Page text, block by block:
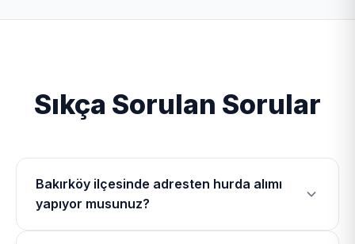
Sıkça Sorulan Sorular
Bakırköy ilçesinde adresten hurda alımı
yapıyor musunuz?